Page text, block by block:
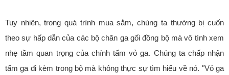
Tuy nhiên, trong quá trình mua sắm, chúng ta thường bị cuốn
theo sự hấp dẫn của các bộ chăn ga gối đồng bộ mà vô tình xem
nhẹ tầm quan trọng của chính tấm vỏ ga. Chúng ta chấp nhận
tấm ga đi kèm trong bộ mà không thực sự tìm hiểu về nó. "Vỏ ga